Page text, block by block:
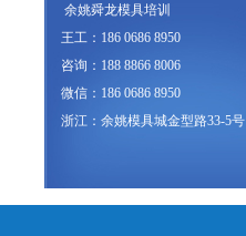
余姚舜龙模具培训
王工：186 0686 8950
咨询：188 8866 8006
微信：186 0686 8950
浙江：余姚模具城金型路33-5号